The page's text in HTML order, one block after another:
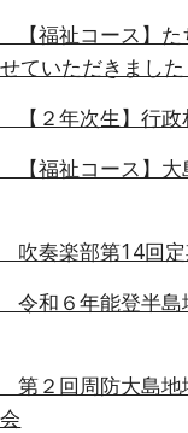
福祉コース】た
ていただきました
２年次生】行政
福祉コース】大
奏楽部第14回定
和６年能登半島
２回周防大島地